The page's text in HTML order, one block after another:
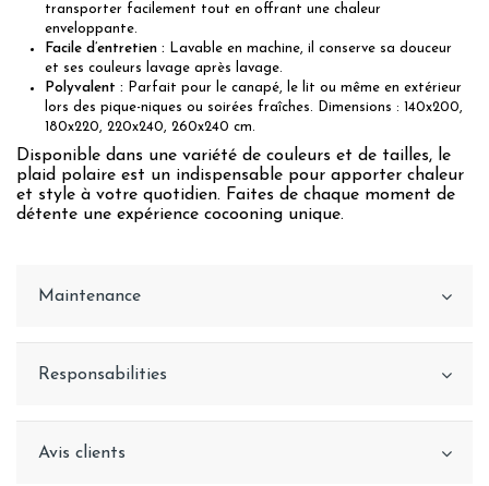
transporter facilement tout en offrant une chaleur
enveloppante.
Facile d’entretien : Lavable en machine, il conserve sa douceur
et ses couleurs lavage après lavage.
Polyvalent : Parfait pour le canapé, le lit ou même en extérieur
lors des pique-niques ou soirées fraîches. Dimensions : 140x200,
180x220, 220x240, 260x240 cm.
Disponible dans une variété de couleurs et de tailles, le
plaid polaire est un indispensable pour apporter chaleur
et style à votre quotidien. Faites de chaque moment de
détente une expérience cocooning unique.
Maintenance
Responsabilities
Avis clients